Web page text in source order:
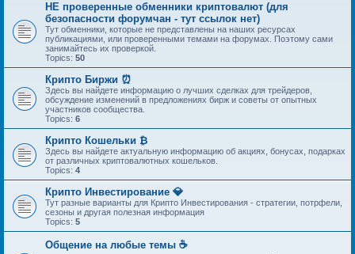
НЕ проверенные обменники криптовалют (для
безопасности форумчан - тут ссылок нет)
Тут обменники, которые не представлены на наших ресурсах
публикациями, или проверенными темами на форумах. Поэтому сами
занимайтесь их проверкой.
Topics: 50
Крипто Биржи ⏰
Здесь вы найдете информацию о лучших сделках для трейдеров,
обсуждение изменений в предложениях бирж и советы от опытных
участников сообщества.
Topics: 6
Крипто Кошельки ₿
Здесь вы найдете актуальную информацию об акциях, бонусах, подарках
от различных криптовалютных кошельков.
Topics: 4
Крипто Инвестирование 💎
Тут разные варианты для Крипто Инвестирования - стратегии, потрфели,
сезоны и другая полезная информация
Topics: 5
Общение на любые темы ☕